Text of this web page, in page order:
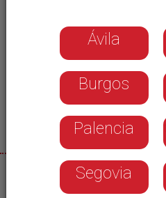
26/05/2026
Ávila
Burgos
Palencia
Segovia